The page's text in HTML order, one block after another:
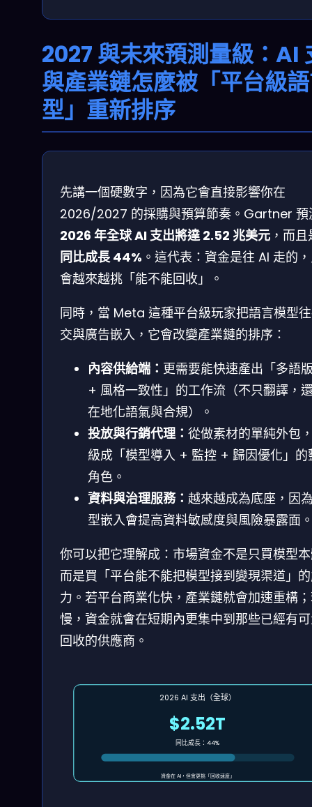
2027 與未來預測量級：AI
與產業鏈怎麼被「平台級
型」重新排序
先講一個硬數字，因為它會直接影響你在
2026/2027 的採購與預算節奏。Gartner 預
2026 年全球 AI 支出將達 2.52 兆美元 ，而
同比成長 44% 。這代表：資金是往 AI 走的
會越來越挑「能不能回收」。
同時，當 Meta 這種平台級玩家把語言模型
交與廣告嵌入，它會改變產業鏈的排序：
內容供給端： 更需要能快速產出「多語
+ 風格一致性」的工作流（不只翻譯，
在地化語氣與合規）。
投放與行銷代理： 從做素材的單純外包
級成「模型導入 + 監控 + 歸因優化」的
角色。
資料與治理服務： 越來越成為底座，因
型嵌入會提高資料敏感度與風險暴露面
你可以把它理解成：市場資金不是只買模型
而是買「平台能不能把模型接到變現渠道」
力。若平台商業化快，產業鏈就會加速重構
慢，資金就會在短期內更集中到那些已經有
回收的供應商。
2026 AI 支出（全球）
$2.52T
同比成長：44%
資金在 AI，但會更挑「回收速度」